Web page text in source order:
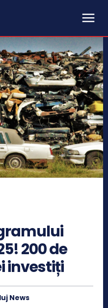
200 de
investiți
News